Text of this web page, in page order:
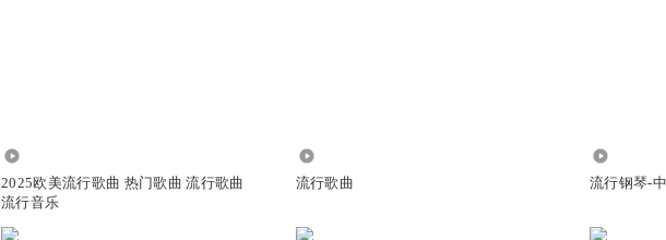
2025欧美流行歌曲 热门歌曲 流行歌曲
流行音乐
流行歌曲 流行钢琴-